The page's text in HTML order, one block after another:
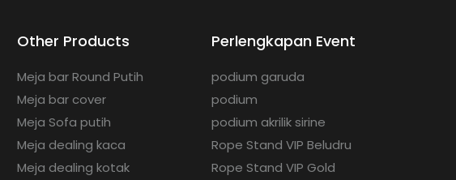
Other Products
Meja bar Round Putih
Meja bar cover
Meja Sofa putih
Meja dealing kaca
Meja dealing kotak
Perlengkapan Event
podium garuda
podium
podium akrilik sirine
Rope Stand VIP Beludru
Rope Stand VIP Gold